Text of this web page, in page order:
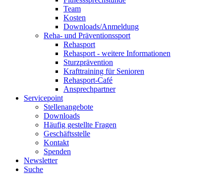
Team
Kosten
Downloads/Anmeldung
Reha- und Präventionssport
Rehasport
Rehasport - weitere Informationen
Sturzprävention
Krafttraining für Senioren
Rehasport-Café
Ansprechpartner
Servicepoint
Stellenangebote
Downloads
Häufig gestellte Fragen
Geschäftsstelle
Kontakt
Spenden
Newsletter
Suche